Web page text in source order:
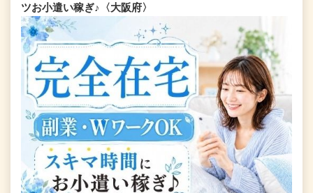
ツお小遣い稼ぎ♪〈大阪府〉